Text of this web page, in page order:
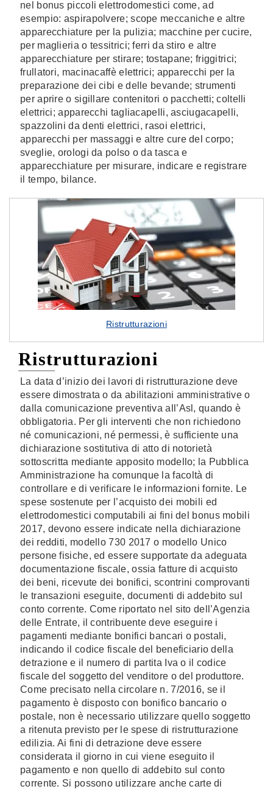
nel bonus piccoli elettrodomestici come, ad
esempio: aspirapolvere; scope meccaniche e altre
apparecchiature per la pulizia; macchine per cucire,
per maglieria o tessitrici; ferri da stiro e altre
apparecchiature per stirare; tostapane; friggitrici;
frullatori, macinacaffè elettrici; apparecchi per la
preparazione dei cibi e delle bevande; strumenti
per aprire o sigillare contenitori o pacchetti; coltelli
elettrici; apparecchi tagliacapelli, asciugacapelli,
spazzolini da denti elettrici, rasoi elettrici,
apparecchi per massaggi e altre cure del corpo;
sveglie, orologi da polso o da tasca e
apparecchiature per misurare, indicare e registrare
il tempo, bilance.
Ristrutturazioni
Ristrutturazioni
La data d’inizio dei lavori di ristrutturazione deve
essere dimostrata o da abilitazioni amministrative o
dalla comunicazione preventiva all’Asl, quando è
obbligatoria. Per gli interventi che non richiedono
né comunicazioni, né permessi, è sufficiente una
dichiarazione sostitutiva di atto di notorietà
sottoscritta mediante apposito modello; la Pubblica
Amministrazione ha comunque la facoltà di
controllare e di verificare le informazioni fornite. Le
spese sostenute per l’acquisto dei mobili ed
elettrodomestici computabili ai fini del bonus mobili
2017, devono essere indicate nella dichiarazione
dei redditi, modello 730 2017 o modello Unico
persone fisiche, ed essere supportate da adeguata
documentazione fiscale, ossia fatture di acquisto
dei beni, ricevute dei bonifici, scontrini comprovanti
le transazioni eseguite, documenti di addebito sul
conto corrente. Come riportato nel sito dell’Agenzia
delle Entrate, il contribuente deve eseguire i
pagamenti mediante bonifici bancari o postali,
indicando il codice fiscale del beneficiario della
detrazione e il numero di partita Iva o il codice
fiscale del soggetto del venditore o del produttore.
Come precisato nella circolare n. 7/2016, se il
pagamento è disposto con bonifico bancario o
postale, non è necessario utilizzare quello soggetto
a ritenuta previsto per le spese di ristrutturazione
edilizia. Ai fini di detrazione deve essere
considerata il giorno in cui viene eseguito il
pagamento e non quello di addebito sul conto
corrente. Si possono utilizzare anche carte di